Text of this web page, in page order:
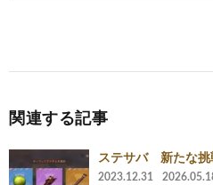
関連する記事
ステサバ 新たな
2023.12.31